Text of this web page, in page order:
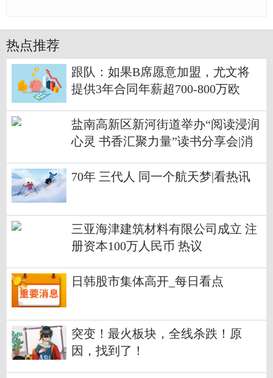
热点推荐
跟队：如果B席愿意加盟，尤文将
提供3年合同年薪超700-800万欧
盐南高新区新河街道举办“阅读浸润
心灵 书香汇聚力量”读书分享会|消
70年 三代人 同一个航天梦|看热讯
三亚海津建筑材料有限公司成立 注
册资本100万人民币 热议
日韩股市集体高开_每日看点
突变！最火板块，全线杀跌！原
因，找到了！